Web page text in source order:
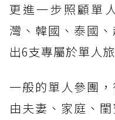
更進一步照顧單
灣、韓國、泰國
出6支專屬於單人
一般的單人參團
由夫妻、家庭、